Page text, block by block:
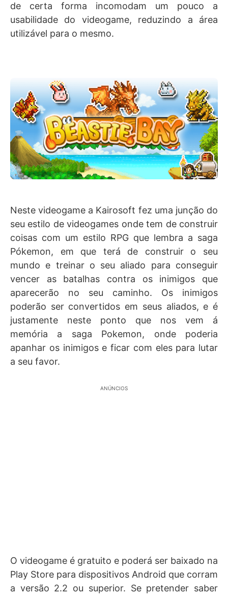
de certa forma incomodam um pouco a
usabilidade do videogame, reduzindo a área
utilizável para o mesmo.
Neste videogame a Kairosoft fez uma junção do
seu estilo de videogames onde tem de construir
coisas com um estilo RPG que lembra a saga
Pókemon, em que terá de construir o seu
mundo e treinar o seu aliado para conseguir
vencer as batalhas contra os inimigos que
aparecerão no seu caminho. Os inimigos
poderão ser convertidos em seus aliados, e é
justamente neste ponto que nos vem á
memória a saga Pokemon, onde poderia
apanhar os inimigos e ficar com eles para lutar
a seu favor.
ANÚNCIOS
O videogame é gratuito e poderá ser baixado na
Play Store para dispositivos Android que corram
a versão 2.2 ou superior. Se pretender saber